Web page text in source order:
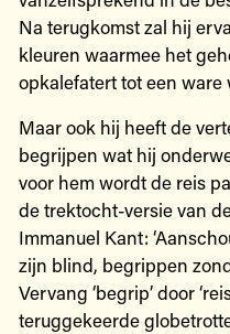
Na terugkomst zal hij
kleuren waarmee het
opkalefatert tot een ware
Maar ook hij heeft de
begrijpen wat hij
voor hem wordt de reis
de trektocht-versie van
Immanuel Kant:
zijn blind, begrippen
Vervang ‘begrip’ door
teruggekeerde